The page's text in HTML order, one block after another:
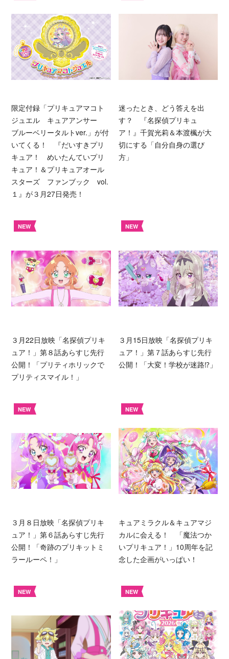
限定付録「プリキュアマコト
ジュエル キュアアンサー
ブルーベリータルトver.」が付
いてくる！ 『だいすきプリ
キュア！ めいたんていプリ
キュア！＆プリキュアオール
スターズ ファンブック vol.
１』が３月27日発売！
迷ったとき、どう答えを出
す？ 『名探偵プリキュ
ア！』千賀光莉＆本渡楓が大
切にする「自分自身の選び
方」
NEW
３月22日放映「名探偵プリキ
ュア！」第８話あらすじ先行
公開！「プリティホリックで
プリティスマイル！」
NEW
３月15日放映「名探偵プリキ
ュア！」第７話あらすじ先行
公開！「大変！学校が迷路⁉︎」
NEW
３月８日放映「名探偵プリキ
ュア！」第６話あらすじ先行
公開！「奇跡のプリキットミ
ラールーペ！」
NEW
キュアミラクル＆キュアマジ
カルに会える！ 「魔法つか
いプリキュア！」10周年を記
念した企画がいっぱい！
NEW NEW